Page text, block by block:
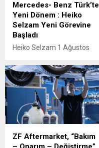
Mercedes- Benz Türk’te
Yeni Dönem : Heiko
Selzam Yeni Görevine
Başladı
Heiko Selzam 1 Ağustos
Başladı
ZF Aftermarket, “Bakım